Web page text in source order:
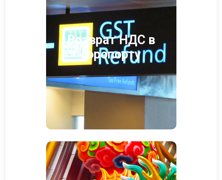
Возврат НДС в
аэропорту